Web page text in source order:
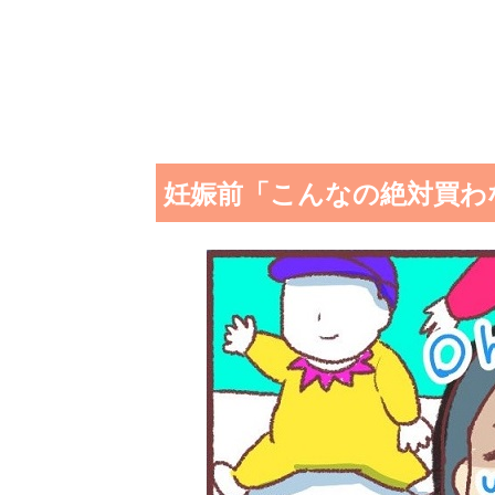
妊娠前「こんなの絶対買